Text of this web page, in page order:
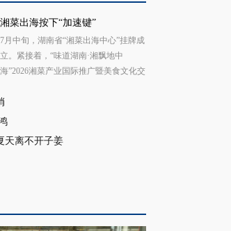
湘菜出海按下“加速键”
7月中旬，湖南省“湘菜出海中心”挂牌成
立。紧接着，“味道湖南·湘飘地中
海”2026湘菜产业国际推广暨美食文化交
天离不开子姜